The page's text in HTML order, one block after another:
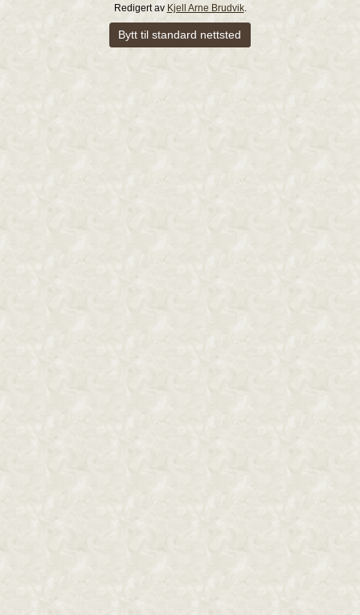
Redigert av Kjell Arne Brudvik.
Bytt til standard nettsted